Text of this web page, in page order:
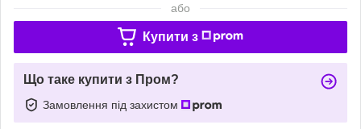
або
Купити з
Що таке купити з Пром?
Замовлення під захистом